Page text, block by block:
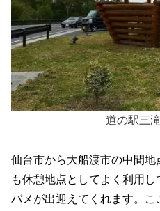
道の駅三
仙台市から大船渡市の中間
も休憩地点としてよく利用
バメが出迎えてくれます。